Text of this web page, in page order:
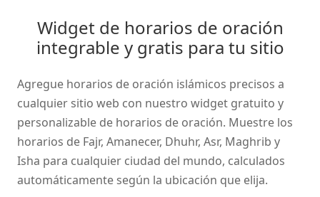
Widget de horarios de oración
integrable y gratis para tu sitio
Agregue horarios de oración islámicos precisos a
cualquier sitio web con nuestro widget gratuito y
personalizable de horarios de oración. Muestre los
horarios de Fajr, Amanecer, Dhuhr, Asr, Maghrib y
Isha para cualquier ciudad del mundo, calculados
automáticamente según la ubicación que elija.